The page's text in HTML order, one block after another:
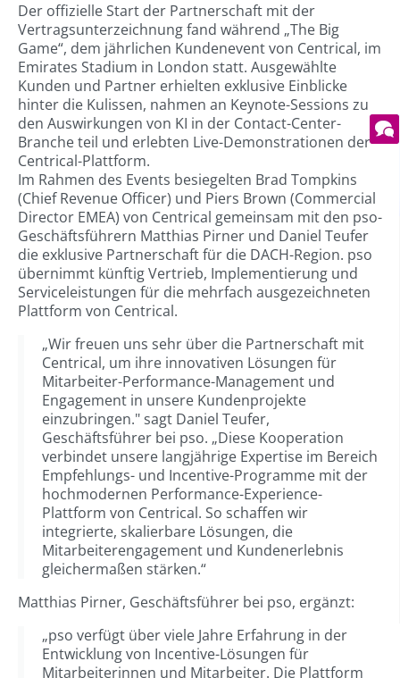
Der offizielle Start der Partnerschaft mit der
Vertragsunterzeichnung fand während „The Big
Game“, dem jährlichen Kundenevent von Centrical, im
Emirates Stadium in London statt. Ausgewählte
Kunden und Partner erhielten exklusive Einblicke
hinter die Kulissen, nahmen an Keynote-Sessions zu
den Auswirkungen von KI in der Contact-Center-
Branche teil und erlebten Live-Demonstrationen der
Centrical-Plattform.
Im Rahmen des Events besiegelten Brad Tompkins
(Chief Revenue Officer) und Piers Brown (Commercial
Director EMEA) von Centrical gemeinsam mit den pso-
Geschäftsführern Matthias Pirner und Daniel Teufer
die exklusive Partnerschaft für die DACH-Region. pso
übernimmt künftig Vertrieb, Implementierung und
Serviceleistungen für die mehrfach ausgezeichneten
Plattform von Centrical.
„Wir freuen uns sehr über die Partnerschaft mit
Centrical, um ihre innovativen Lösungen für
Mitarbeiter-Performance-Management und
Engagement in unsere Kundenprojekte
einzubringen." sagt Daniel Teufer,
Geschäftsführer bei pso. „Diese Kooperation
verbindet unsere langjährige Expertise im Bereich
Empfehlungs- und Incentive-Programme mit der
hochmodernen Performance-Experience-
Plattform von Centrical. So schaffen wir
integrierte, skalierbare Lösungen, die
Mitarbeiterengagement und Kundenerlebnis
gleichermaßen stärken.“
Matthias Pirner, Geschäftsführer bei pso, ergänzt:
„pso verfügt über viele Jahre Erfahrung in der
Entwicklung von Incentive-Lösungen für
Mitarbeiterinnen und Mitarbeiter. Die Plattform